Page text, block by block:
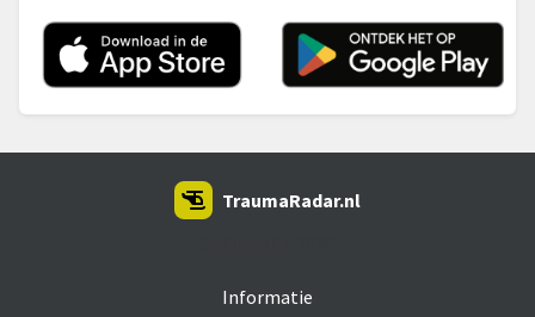
Informatie
TraumaRadar.nl